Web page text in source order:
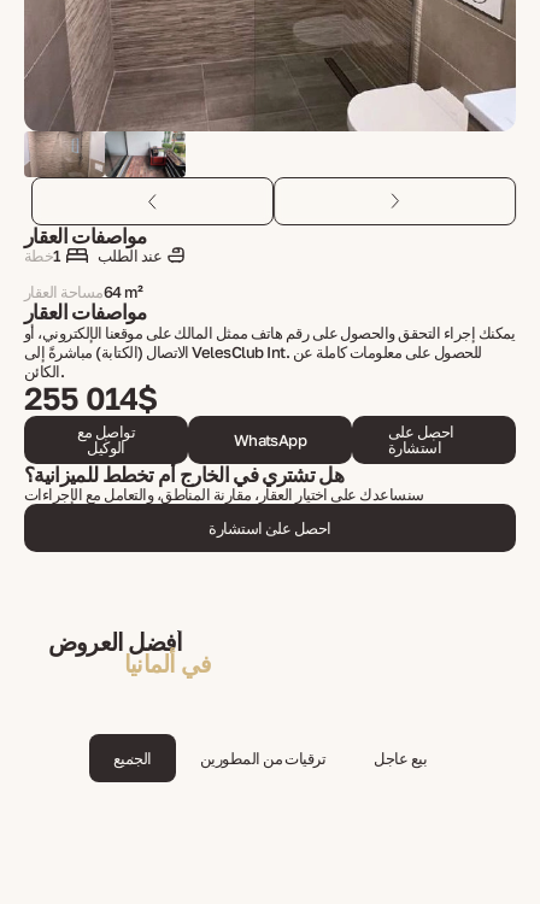
مواصفات العقار
خطة1
عند الطلب
مساحة العقار64 m²
مواصفات العقار
يمكنك إجراء التحقق والحصول على رقم هاتف ممثل المالك على موقعنا الإلكتروني، أو
الاتصال (الكتابة) مباشرةً إلى VelesClub Int. للحصول على معلومات كاملة عن
الكائن.
255 014$
تواصل مع
الوكيل
WhatsApp
احصل على
استشارة
هل تشتري في الخارج أم تخطط للميزانية؟
سنساعدك على اختيار العقار، مقارنة المناطق، والتعامل مع الإجراءات
احصل على استشارة
أفضل العروض
في ألمانيا
الجميع ترقيات من المطورين بيع عاجل